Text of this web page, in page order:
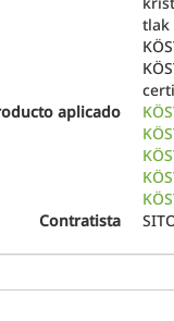
tlak
aplicado
Contratista